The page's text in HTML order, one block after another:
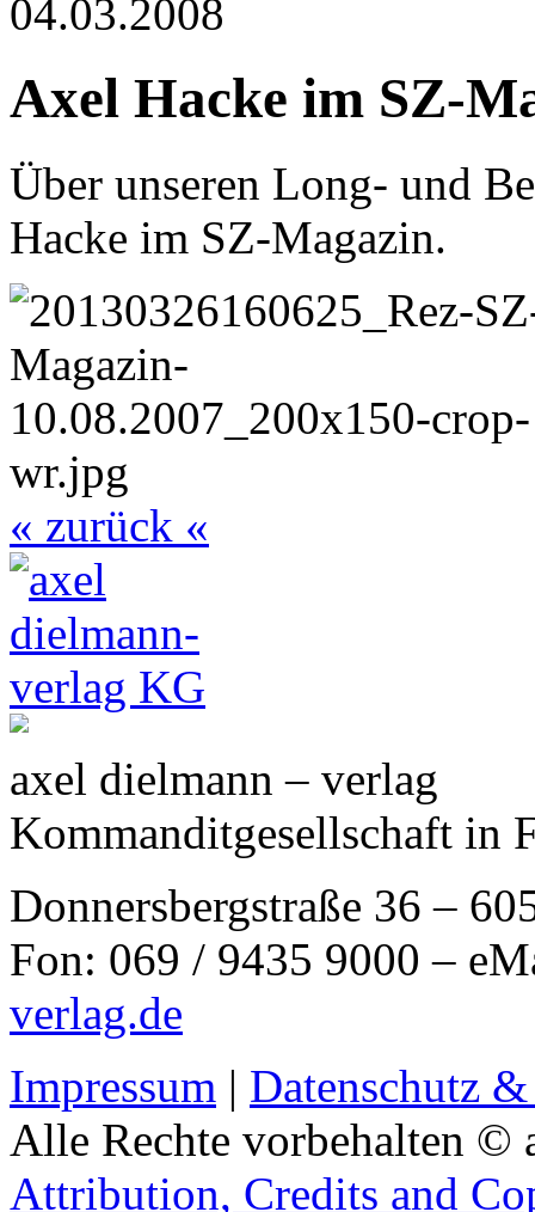
04.03.2008
Axel Hacke im SZ-
Über unseren Long- und
Hacke im SZ-Magazin.
« zurück «
axel dielmann – verlag
Kommanditgesellschaft in
Donnersbergstraße 36 –
Fon: 069 / 9435 9000 –
verlag.de
Impressum | Datenschutz
Alle Rechte vorbehalten ©
Attribution, Credits and